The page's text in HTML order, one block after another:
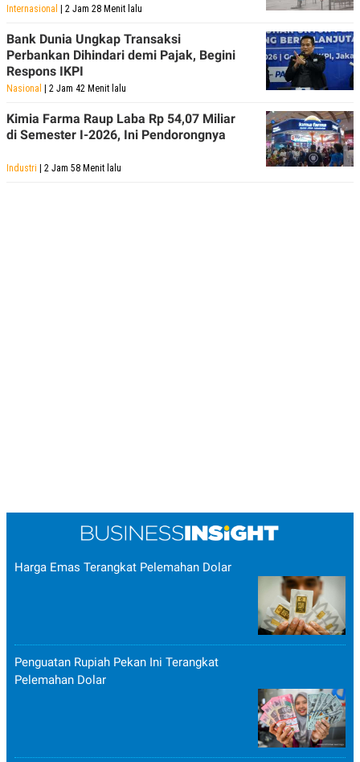
Internasional | 2 Jam 28 Menit lalu
Bank Dunia Ungkap Transaksi
Perbankan Dihindari demi Pajak, Begini
Respons IKPI
Nasional | 2 Jam 42 Menit lalu
Kimia Farma Raup Laba Rp 54,07 Miliar
di Semester I-2026, Ini Pendorongnya
Industri | 2 Jam 58 Menit lalu
Harga Emas Terangkat Pelemahan Dolar
Penguatan Rupiah Pekan Ini Terangkat
Pelemahan Dolar